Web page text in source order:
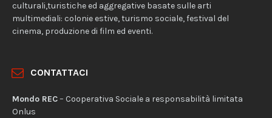
culturali,turistiche ed aggregative basate sulle arti
multimediali: colonie estive, turismo sociale, festival del
cinema, produzione di film ed eventi.
CONTATTACI
Mondo REC– Cooperativa Sociale a responsabilità limitata
Onlus